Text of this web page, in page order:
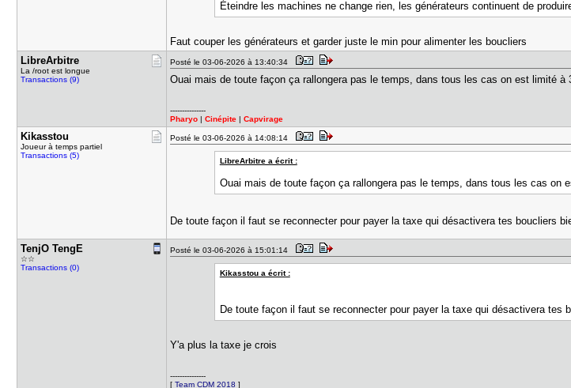
Éteindre les machines ne change rien, les générateurs continuent de
Faut couper les générateurs et garder juste le min pour alimenter les boucliers
LibreArbit​re
La /root est longue
Transactions (9)
Posté le 03-06-2026 à 13:40:34
Ouai mais de toute façon ça rallongera pas le temps, dans tous les cas on est limité à
---------------
Pharyo |Cinépite |Capvirage
Kikasstou
Joueur à temps partiel
Transactions (5)
Posté le 03-06-2026 à 14:08:14
LibreArbitre a écrit :
Ouai mais de toute façon ça rallongera pas le temps, dans tous les cas on
De toute façon il faut se reconnecter pour payer la taxe qui désactivera tes boucliers
TenjO Teng​E
☆☆
Transactions (0)
Posté le 03-06-2026 à 15:01:14
Kikasstou a écrit :
De toute façon il faut se reconnecter pour payer la taxe qui désactivera tes
Y'a plus la taxe je crois
---------------
[Team CDM 2018 ]